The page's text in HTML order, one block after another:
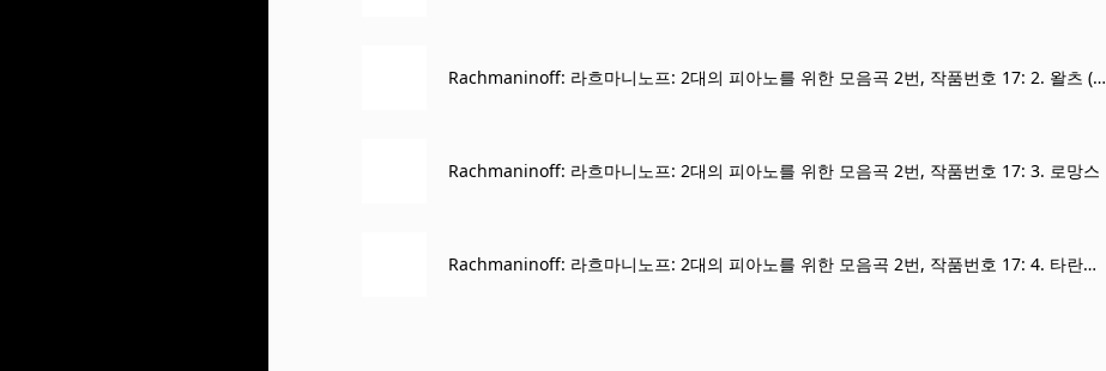
Rachmaninoff: 라흐마니노프: 2대의 피아노를 위한 모음곡 2번, 작품번호 17: 2. 왈츠 (Pr
Rachmaninoff: 라흐마니노프: 2대의 피아노를 위한 모음곡 2번, 작품번호 17: 3. 로망스
Rachmaninoff: 라흐마니노프: 2대의 피아노를 위한 모음곡 2번, 작품번호 17: 4. 타란텔